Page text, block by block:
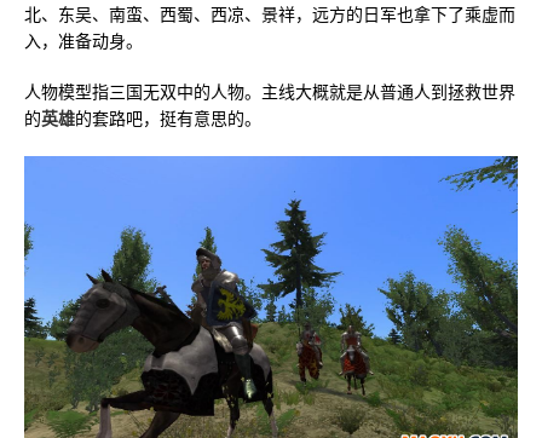
北、东吴、南蛮、西蜀、西凉、景祥，远方的日军也拿下了乘虚而
入，准备动身。
人物模型指三国无双中的人物。主线大概就是从普通人到拯救世界
的英雄的套路吧，挺有意思的。